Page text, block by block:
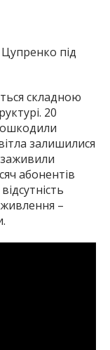
під
складною
20
залишилися
заживили
абонентів
–